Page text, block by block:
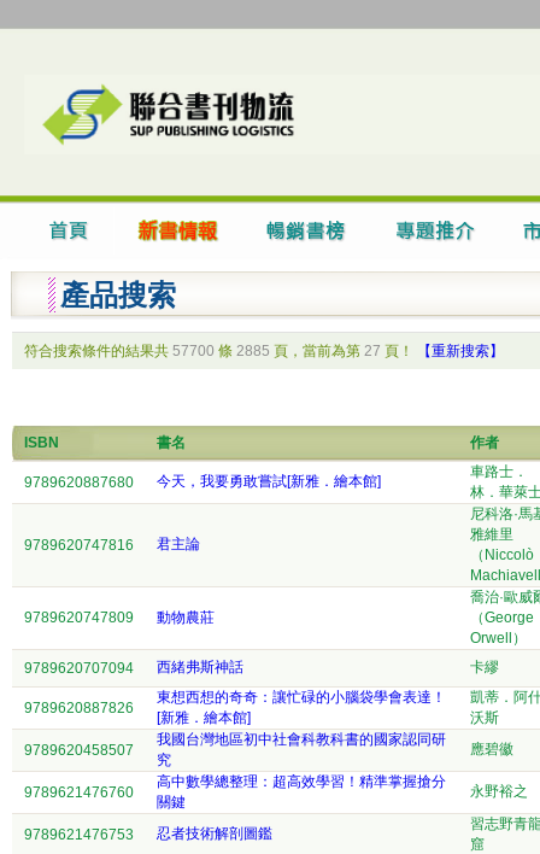
產品搜索
符合搜索條件的結果共 57700 條 2885 頁，當前為第 27 頁！ 【重新搜索】
ISBN 書名 作者
9789620887680 今天，我要勇敢嘗試[新雅．繪本館]
車路士．
林．華萊
9789620747816 君主論
尼科洛·馬
雅維里
（Niccolò
9789620747809 動物農莊
喬治·歐威
（George
Orwell）
9789620707094
西緒弗斯神話 卡繆
9789620887826
東想西想的奇奇：讓忙碌的小腦袋學會表達！
[新雅．繪本館]
凱蒂．阿
沃斯
9789620458507
我國台灣地區初中社會科教科書的國家認同研
究
應碧徽
9789621476760
高中數學總整理：超高效學習！精準掌握搶分
關鍵
永野裕之
9789621476753 忍者技術解剖圖鑑
習志野青
窟